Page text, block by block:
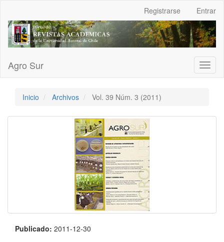
Contenido
principal
Barra
Registrarse Entrar
Agro Sur
Inicio Archivos Vol. 39 Núm. 3 (2011)
Publicado: 2011-12-30